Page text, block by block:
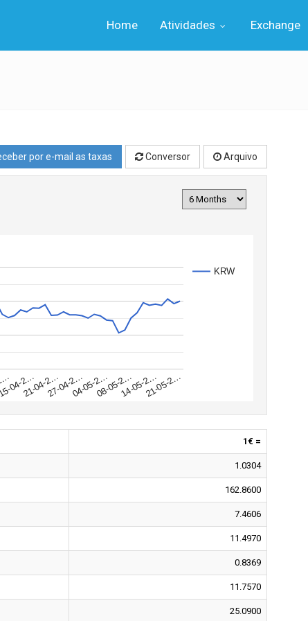
Home Atividades Exchange
por e-mail as taxas Conversor Arquivo
KRW
04-2…
21-04-2…27-04-2…04-05-2…08-05-2…14-05-2…21-05-2…
1€ =
1.0304
162.8600
7.4606
11.4970
0.8369
11.7570
25.0900